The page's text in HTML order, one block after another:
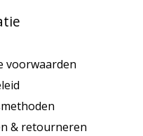
voorwaarden
& retourneren